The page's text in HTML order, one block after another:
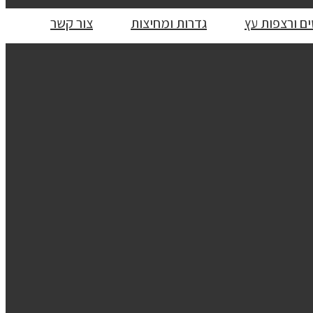
ורצפות עץ גדרות ומחיצות צור קשר